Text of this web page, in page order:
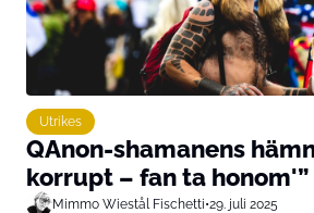
Utrikes
QAnon-shamanens
korrupt – fan ta honom'”
Mimmo Wiestål Fischetti•29. juli 2025